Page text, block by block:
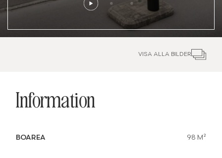
VISA ALLA BILDER
Information
BOAREA 98 M²